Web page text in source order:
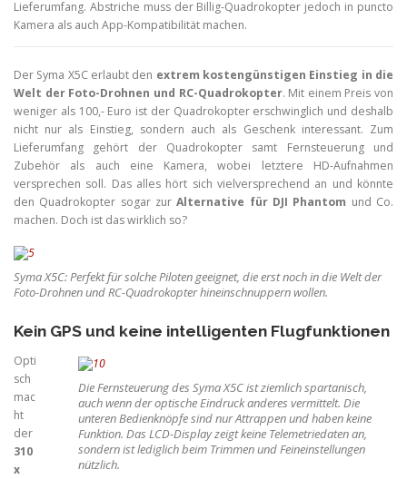
Lieferumfang. Abstriche muss der Billig-Quadrokopter jedoch in puncto
Kamera als auch App-Kompatibilität machen.
Der Syma X5C erlaubt den extrem kostengünstigen Einstieg in die
Welt der Foto-Drohnen und RC-Quadrokopter. Mit einem Preis von
weniger als 100,- Euro ist der Quadrokopter erschwinglich und deshalb
nicht nur als Einstieg, sondern auch als Geschenk interessant. Zum
Lieferumfang gehört der Quadrokopter samt Fernsteuerung und
Zubehör als auch eine Kamera, wobei letztere HD-Aufnahmen
versprechen soll. Das alles hört sich vielversprechend an und könnte
den Quadrokopter sogar zurAlternative für DJI Phantom und Co.
machen. Doch ist das wirklich so?
Syma X5C: Perfekt für solche Piloten geeignet, die erst noch in die Welt der
Foto-Drohnen und RC-Quadrokopter hineinschnuppern wollen.
Kein GPS und keine intelligenten Flugfunktionen
Die Fernsteuerung des Syma X5C ist ziemlich spartanisch,
auch wenn der optische Eindruck anderes vermittelt. Die
unteren Bedienknöpfe sind nur Attrappen und haben keine
Funktion. Das LCD-Display zeigt keine Telemetriedaten an,
sondern ist lediglich beim Trimmen und Feineinstellungen
nützlich.
Opti
sch
mac
ht
der
310
x